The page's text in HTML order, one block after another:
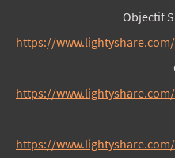
Objectif
https://
https://
https://